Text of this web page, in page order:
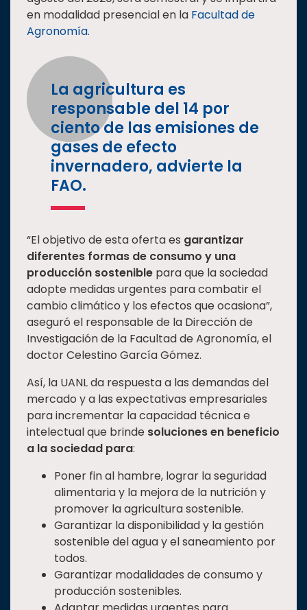
en modalidad presencial en la Facultad de
Agronomía.
La agricultura es
responsable del 14 por
ciento de las emisiones de
gases de efecto
invernadero, advierte la
FAO.
“El objetivo de esta oferta es garantizar
diferentes formas de consumo y una
producción sostenible para que la sociedad
adopte medidas urgentes para combatir el
cambio climático y los efectos que ocasiona”,
aseguró el responsable de la Dirección de
Investigación de la Facultad de Agronomía, el
doctor Celestino García Gómez.
Así, la UANL da respuesta a las demandas del
mercado y a las expectativas empresariales
para incrementar la capacidad técnica e
intelectual que brinde soluciones en beneficio
a la sociedad para:
Poner fin al hambre, lograr la seguridad
alimentaria y la mejora de la nutrición y
promover la agricultura sostenible.
Garantizar la disponibilidad y la gestión
sostenible del agua y el saneamiento por
todos.
Garantizar modalidades de consumo y
producción sostenibles.